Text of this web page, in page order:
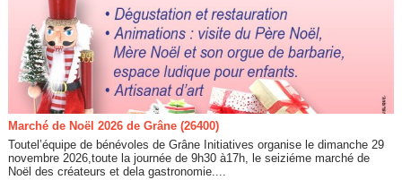
Marché de Noël 2026 de Grâne (26400)
Toutel’équipe de bénévoles de Grâne Initiatives organise le dimanche 29
novembre 2026,toute la journée de 9h30 à17h, le seiziéme marché de
Noël des créateurs et dela gastronomie....